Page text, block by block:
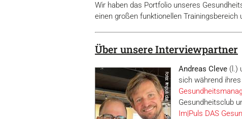
Wir haben das Portfolio unseres
einen großen funktionellen
Über unsere Interviewpartner
Andreas Cleve (l.)
sich während
Gesundheitsclub
Im|Puls DAS